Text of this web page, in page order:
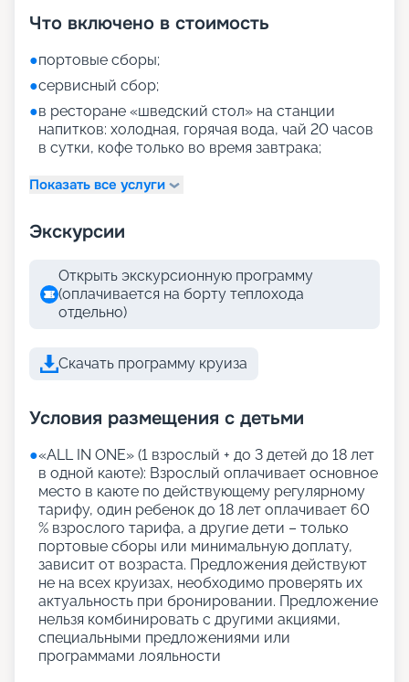
Что включено в стоимость
●портовые сборы;
●сервисный сбор;
●в ресторане «шведский стол» на станции
напитков: холодная, горячая вода, чай 20 часов
в сутки, кофе только во время завтрака;
Показать все услуги
Экскурсии
Открыть экскурсионную программу
(оплачивается на борту теплохода
отдельно)
Скачать программу круиза
Условия размещения с детьми
●«АLL IN ONE» (1 взрослый + до 3 детей до 18 лет
в одной каюте): Взрослый оплачивает основное
место в каюте по действующему регулярному
тарифу, один ребенок до 18 лет оплачивает 60
% взрослого тарифа, а другие дети – только
портовые сборы или минимальную доплату,
зависит от возраста. Предложения действуют
не на всех круизах, необходимо проверять их
актуальность при бронировании. Предложение
нельзя комбинировать с другими акциями,
специальными предложениями или
программами лояльности